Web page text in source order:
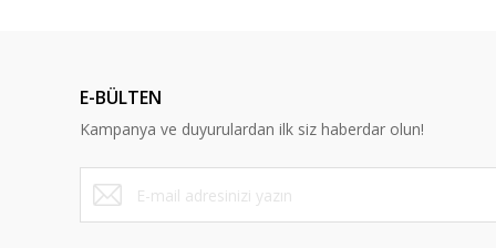
Ürün bilgilerinde hatalar bulunuyor.
Ürün fiyatı diğer sitelerden daha pahalı.
Bu ürüne benzer farklı alternatifler olmalı.
E-BÜLTEN
Kampanya ve duyurulardan ilk siz haberdar olun!